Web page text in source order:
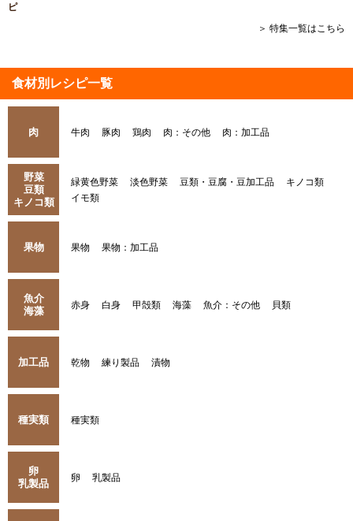
ピ
＞ 特集一覧はこちら
食材別レシピ一覧
肉 牛肉 豚肉 鶏肉 肉：その他 肉：加工品
野菜
豆類
キノコ類
緑黄色野菜 淡色野菜 豆類・豆腐・豆加工品
キノコ類
イモ類
果物 果物 果物：加工品
魚介
海藻
赤身 白身 甲殻類 海藻 魚介：その他 貝類
加工品 乾物 練り製品 漬物
種実類 種実類
卵
乳製品
卵 乳製品